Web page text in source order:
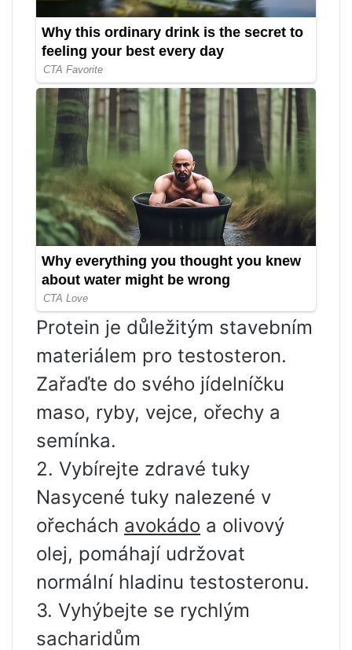
Protein je důležitým stavebním
materiálem pro testosteron.
Zařaďte do svého jídelníčku
maso, ryby, vejce, ořechy a
semínka.
2. Vybírejte zdravé tuky
Nasycené tuky nalezené v
ořechách avokádo a olivový
olej, pomáhají udržovat
normální hladinu testosteronu.
3. Vyhýbejte se rychlým
sacharidům